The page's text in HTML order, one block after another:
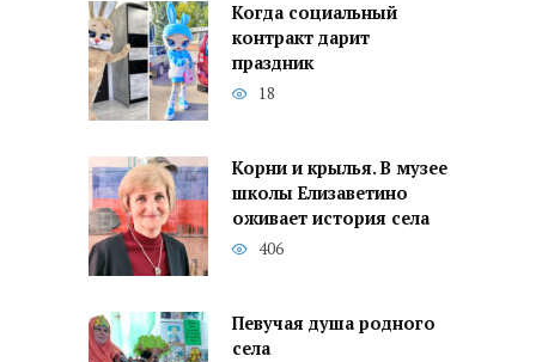
Когда социальный
контракт дарит
праздник
18
Корни и крылья. В музее
школы Елизаветино
оживает история села
406
Певучая душа родного
села